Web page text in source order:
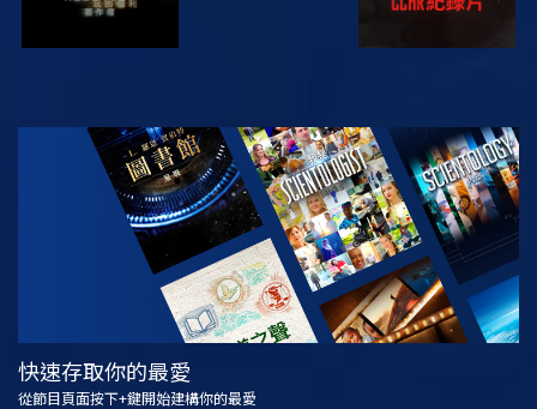
觀看 探索系列節目
快速存取你的最愛
從節目頁面按下+鍵開始建構你的最愛